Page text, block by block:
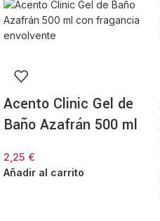
Acento Clinic Gel de
Baño Azafrán 500 ml
2,25 €
Añadir al carrito